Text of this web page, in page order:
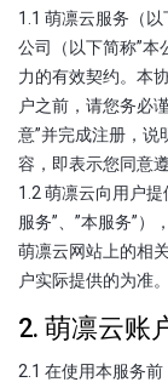
1.1 萌凛云服务（
公司（以下简称”本
力的有效契约。本
户之前，请您务必
意”并完成注册，说
容，即表示您同意
1.2 萌凛云向用户
服务”、”本服务”
萌凛云网站上的相
户实际提供的为准。
2. 萌凛云账
2.1 在使用本服务